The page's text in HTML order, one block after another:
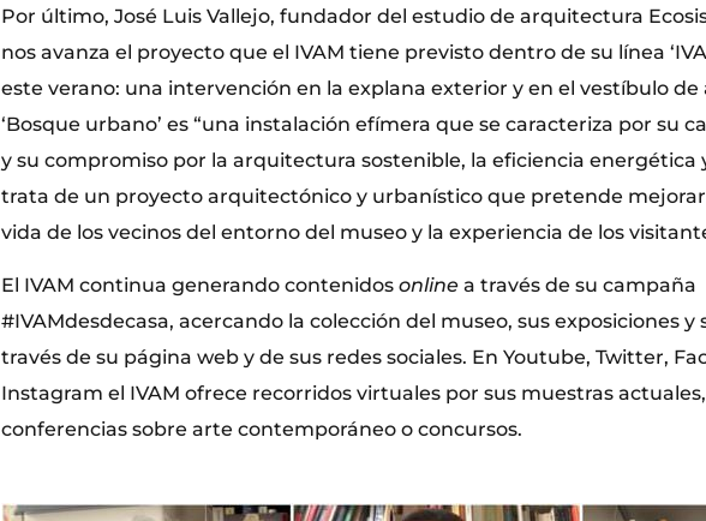
Por último, José Luis Vallejo, fundador del estudio de arquitectura
nos avanza el proyecto que el IVAM tiene previsto dentro de su línea
este verano: una intervención en la explana exterior y en el vestíbulo de
‘Bosque urbano’ es “una instalación efímera que se caracteriza por su
y su compromiso por la arquitectura sostenible, la eficiencia energética
trata de un proyecto arquitectónico y urbanístico que pretende
vida de los vecinos del entorno del museo y la experiencia de los
El IVAM continua generando contenidos online a través de su campaña
#IVAMdesdecasa, acercando la colección del museo, sus exposiciones y
través de su página web y de sus redes sociales. En Youtube, Twitter,
Instagram el IVAM ofrece recorridos virtuales por sus muestras
conferencias sobre arte contemporáneo o concursos.